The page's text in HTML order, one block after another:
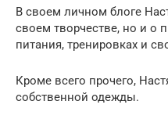
В своем личном блоге
своем творчестве, но и о
питания, тренировках и
Кроме всего прочего,
собственной одежды.